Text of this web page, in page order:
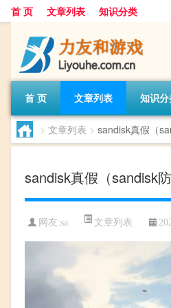
首 页 文章列表 知识分类
首 页 文章列表 知识
> 文章列表 > sandisk真假（
sandisk真假（sandisk防
网友:sa 文章列表